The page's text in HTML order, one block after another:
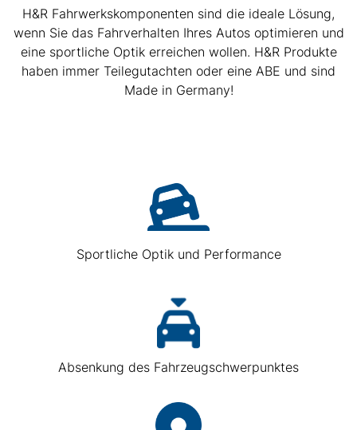
H&R Fahrwerkskomponenten sind die ideale Lösung,
wenn Sie das Fahrverhalten Ihres Autos optimieren und
eine sportliche Optik erreichen wollen. H&R Produkte
haben immer Teilegutachten oder eine ABE und sind
Made in Germany!
Sportliche Optik und Performance
Absenkung des Fahrzeugschwerpunktes